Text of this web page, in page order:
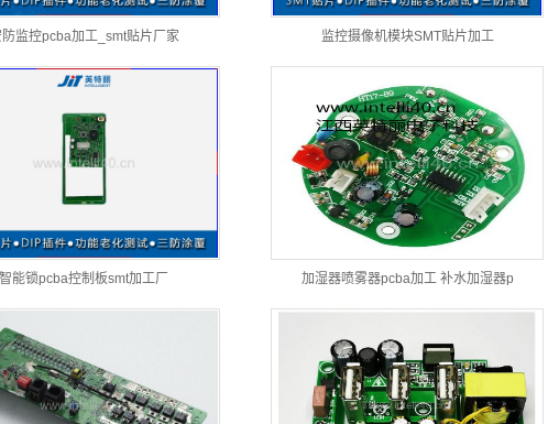
监控pcba加工_smt贴片厂家 监控摄像机模块SMT贴片加工
智能锁pcba控制板smt加工厂 加湿器喷雾器pcba加工 补水加湿器p